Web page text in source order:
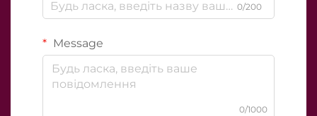
0/200
Message
0/1000